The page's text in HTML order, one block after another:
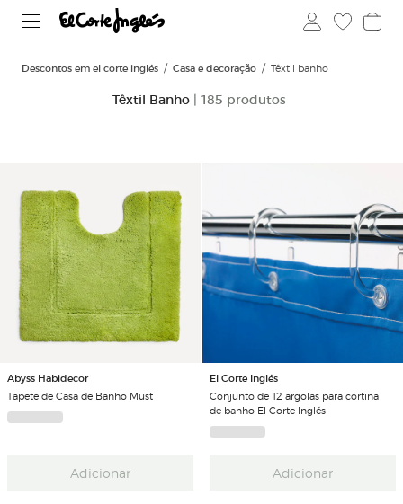
Descontos em el corte inglés Casa e decoração Têxtil banho
Têxtil Banho | 185 produtos
Abyss Habidecor
Tapete de Casa de Banho Must
Adicionar
El Corte Inglés
Conjunto de 12 argolas para cortina
de banho El Corte Inglés
Adicionar